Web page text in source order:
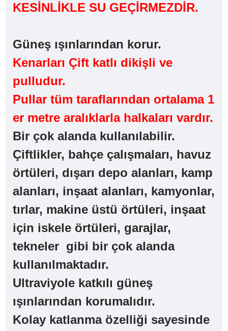
KESİNLİKLE SU GEÇİRMEZDİR.
Güneş ışınlarından korur.
Kenarları Çift katlı dikişli ve
pulludur.
Pullar tüm taraflarından ortalama 1
er metre aralıklarla halkaları vardır.
Bir çok alanda kullanılabilir.
Çiftlikler, bahçe çalışmaları, havuz
örtüleri, dışarı depo alanları, kamp
alanları, inşaat alanları, kamyonlar,
tırlar, makine üstü örtüleri, inşaat
için iskele örtüleri, garajlar,
tekneler gibi bir çok alanda
kullanılmaktadır.
Ultraviyole katkılı güneş
ışınlarından korumalıdır.
Kolay katlanma özelliği sayesinde